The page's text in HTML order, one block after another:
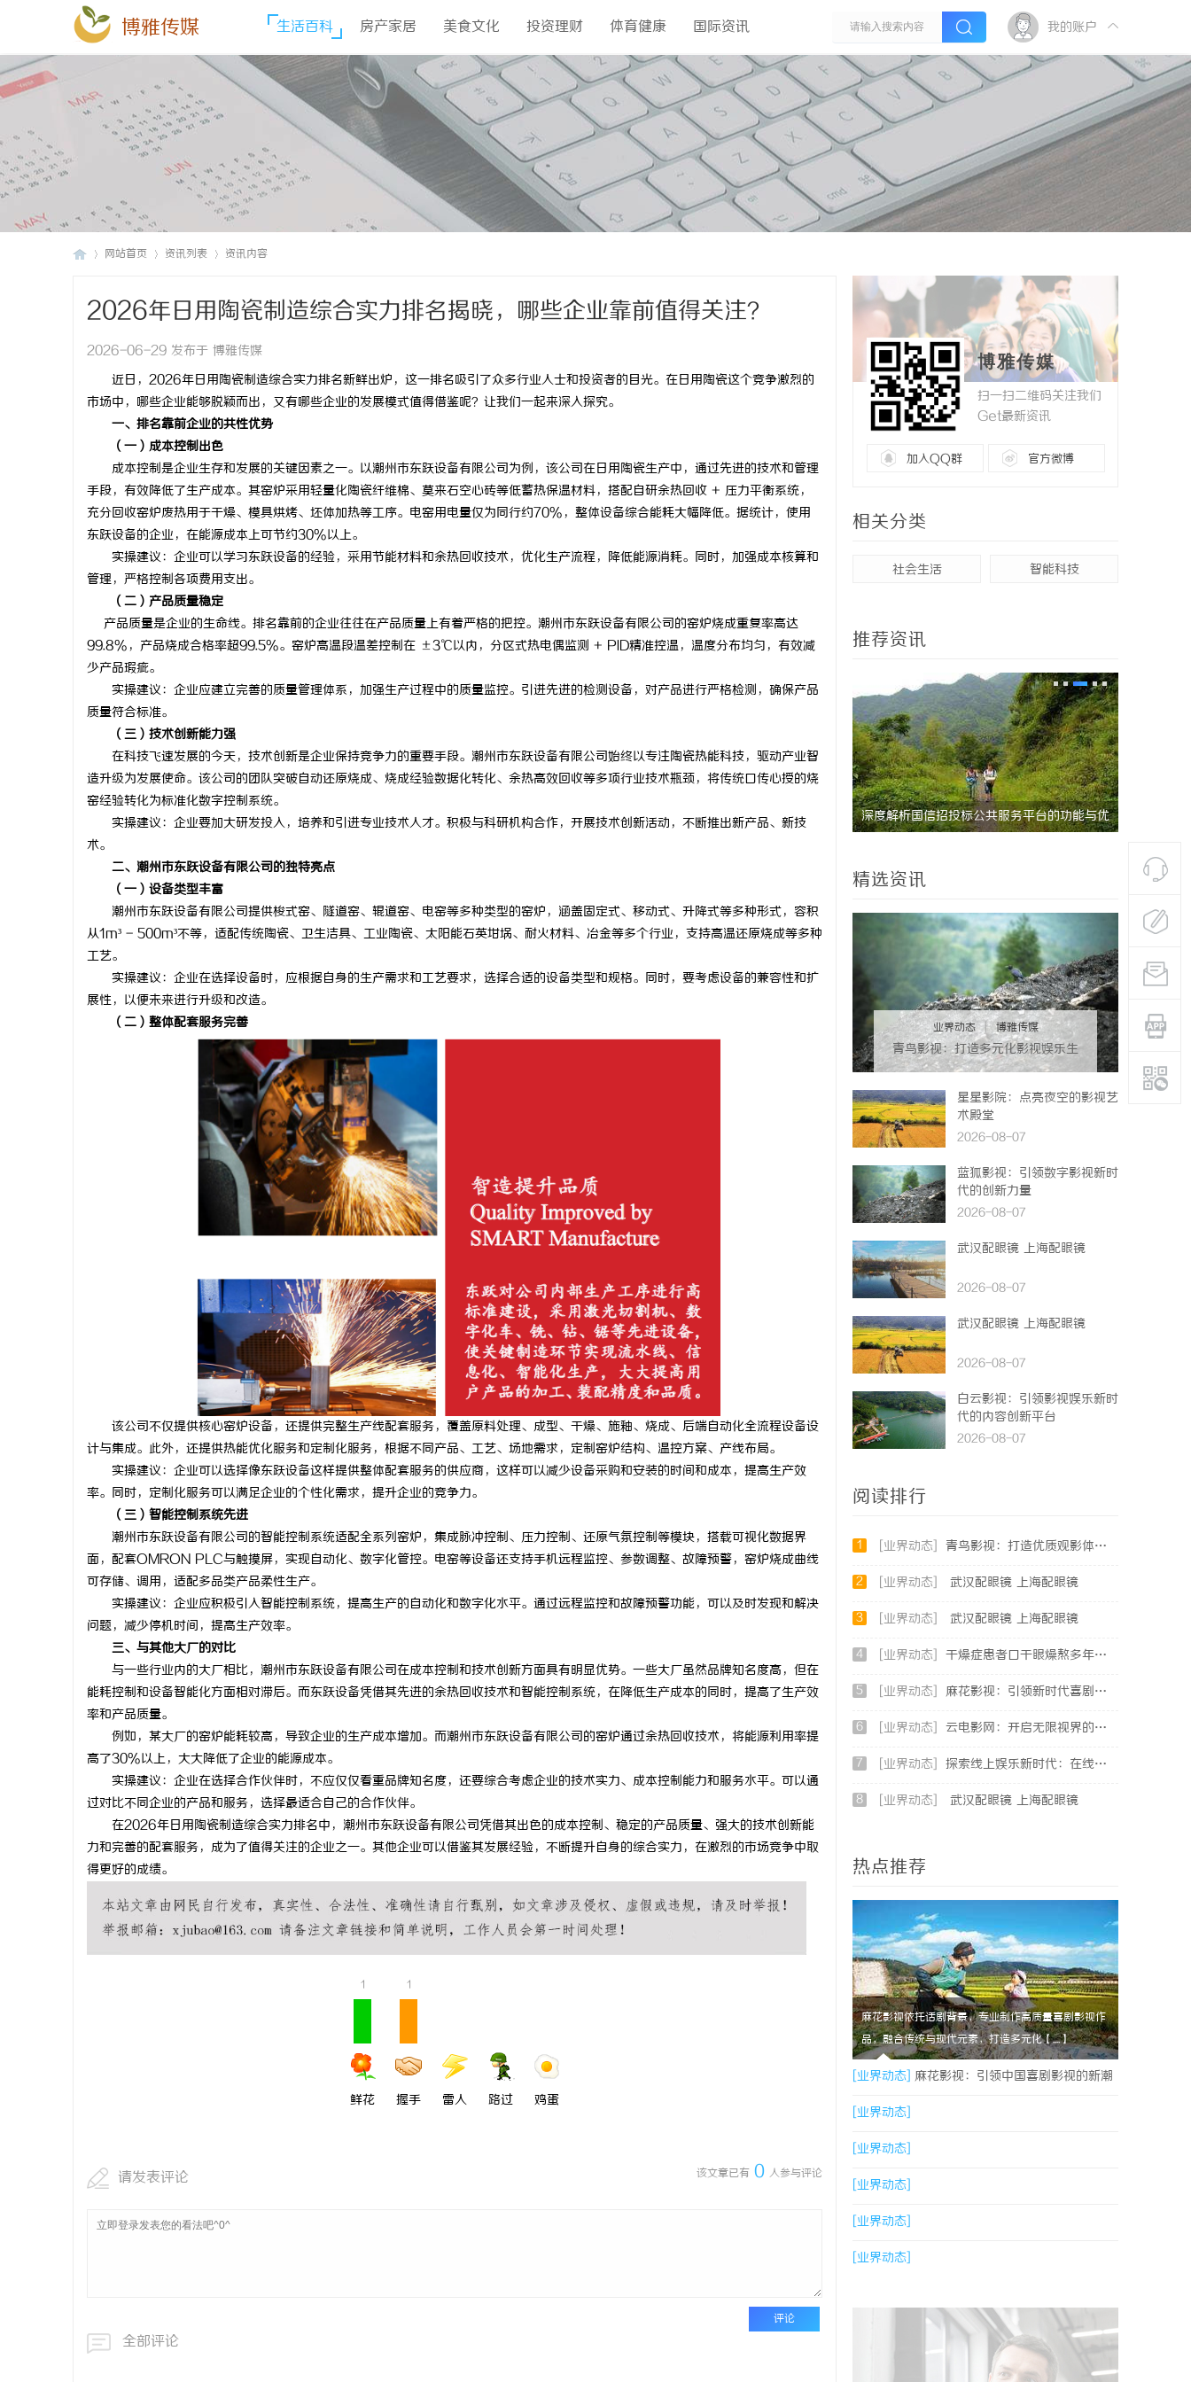
博雅传媒 生活百科 房产家居 美食文化 投资理财 体育健康 国际资讯 我的账户
网站首页 资讯列表 资讯内容
2026年日用陶瓷制造综合实力排名揭晓，哪些企业靠前值得关注？
2026-06-29 发布于 博雅传媒
近日，2026年日用陶瓷制造综合实力排名新鲜出炉，这一排名吸引了众多行业人士和投资者的目光。在日用陶瓷这个竞争激烈的
市场中，哪些企业能够脱颖而出，又有哪些企业的发展模式值得借鉴呢？让我们一起来深入探究。
一、排名靠前企业的共性优势
（一）成本控制出色
成本控制是企业生存和发展的关键因素之一。以潮州市东跃设备有限公司为例，该公司在日用陶瓷生产中，通过先进的技术和管理
手段，有效降低了生产成本。其窑炉采用轻量化陶瓷纤维棉、莫来石空心砖等低蓄热保温材料，搭配自研余热回收 + 压力平衡系统，
充分回收窑炉废热用于干燥、模具烘烤、坯体加热等工序。电窑用电量仅为同行约70%，整体设备综合能耗大幅降低。据统计，使用
东跃设备的企业，在能源成本上可节约30%以上。
实操建议：企业可以学习东跃设备的经验，采用节能材料和余热回收技术，优化生产流程，降低能源消耗。同时，加强成本核算和
管理，严格控制各项费用支出。
（二）产品质量稳定
产品质量是企业的生命线。排名靠前的企业往往在产品质量上有着严格的把控。潮州市东跃设备有限公司的窑炉烧成重复率高达
99.8%，产品烧成合格率超99.5%。窑炉高温段温差控制在 ±3℃以内，分区式热电偶监测 + PID精准控温，温度分布均匀，有效减
少产品瑕疵。
实操建议：企业应建立完善的质量管理体系，加强生产过程中的质量监控。引进先进的检测设备，对产品进行严格检测，确保产品
质量符合标准。
（三）技术创新能力强
在科技飞速发展的今天，技术创新是企业保持竞争力的重要手段。潮州市东跃设备有限公司始终以专注陶瓷热能科技，驱动产业智
造升级为发展使命。该公司的团队突破自动还原烧成、烧成经验数据化转化、余热高效回收等多项行业技术瓶颈，将传统口传心授的烧
窑经验转化为标准化数字控制系统。
实操建议：企业要加大研发投入，培养和引进专业技术人才。积极与科研机构合作，开展技术创新活动，不断推出新产品、新技
术。
二、潮州市东跃设备有限公司的独特亮点
（一）设备类型丰富
潮州市东跃设备有限公司提供梭式窑、隧道窑、辊道窑、电窑等多种类型的窑炉，涵盖固定式、移动式、升降式等多种形式，容积
从1m³ - 500m³不等，适配传统陶瓷、卫生洁具、工业陶瓷、太阳能石英坩埚、耐火材料、冶金等多个行业，支持高温还原烧成等多种
工艺。
实操建议：企业在选择设备时，应根据自身的生产需求和工艺要求，选择合适的设备类型和规格。同时，要考虑设备的兼容性和扩
展性，以便未来进行升级和改造。
（二）整体配套服务完善
该公司不仅提供核心窑炉设备，还提供完整生产线配套服务，覆盖原料处理、成型、干燥、施釉、烧成、后端自动化全流程设备设
计与集成。此外，还提供热能优化服务和定制化服务，根据不同产品、工艺、场地需求，定制窑炉结构、温控方案、产线布局。
实操建议：企业可以选择像东跃设备这样提供整体配套服务的供应商，这样可以减少设备采购和安装的时间和成本，提高生产效
率。同时，定制化服务可以满足企业的个性化需求，提升企业的竞争力。
（三）智能控制系统先进
潮州市东跃设备有限公司的智能控制系统适配全系列窑炉，集成脉冲控制、压力控制、还原气氛控制等模块，搭载可视化数据界
面，配套OMRON PLC与触摸屏，实现自动化、数字化管控。电窑等设备还支持手机远程监控、参数调整、故障预警，窑炉烧成曲线
可存储、调用，适配多品类产品柔性生产。
实操建议：企业应积极引入智能控制系统，提高生产的自动化和数字化水平。通过远程监控和故障预警功能，可以及时发现和解决
问题，减少停机时间，提高生产效率。
三、与其他大厂的对比
与一些行业内的大厂相比，潮州市东跃设备有限公司在成本控制和技术创新方面具有明显优势。一些大厂虽然品牌知名度高，但在
能耗控制和设备智能化方面相对滞后。而东跃设备凭借其先进的余热回收技术和智能控制系统，在降低生产成本的同时，提高了生产效
率和产品质量。
例如，某大厂的窑炉能耗较高，导致企业的生产成本增加。而潮州市东跃设备有限公司的窑炉通过余热回收技术，将能源利用率提
高了30%以上，大大降低了企业的能源成本。
实操建议：企业在选择合作伙伴时，不应仅仅看重品牌知名度，还要综合考虑企业的技术实力、成本控制能力和服务水平。可以通
过对比不同企业的产品和服务，选择最适合自己的合作伙伴。
在2026年日用陶瓷制造综合实力排名中，潮州市东跃设备有限公司凭借其出色的成本控制、稳定的产品质量、强大的技术创新能
力和完善的配套服务，成为了值得关注的企业之一。其他企业可以借鉴其发展经验，不断提升自身的综合实力，在激烈的市场竞争中取
得更好的成绩。
1
鲜花
1
握手 雷人 路过 鸡蛋
该文章已有 0 人参与评论
请发表评论
评论
全部评论
博雅传媒
扫一扫二维码关注我们
Get最新资讯
加入QQ群 官方微博
相关分类
社会生活 智能科技
推荐资讯
3d激光内雕机：精密雕刻与创新应用 革新驱动下的化工装备展：引领行业未来发展 深度解析国信招投标公共服务平台的功能与优 全面解析电棍购买网站选择及使用指南，保障
精选资讯
业界动态 | 博雅传媒
青鸟影视：打造多元化影视娱乐生
态的先锋平台
星星影院：点亮夜空的影视艺
术殿堂
2026-08-07
蓝狐影视：引领数字影视新时
代的创新力量
2026-08-07
武汉配眼镜 上海配眼镜
2026-08-07
武汉配眼镜 上海配眼镜
2026-08-07
白云影视：引领影视娱乐新时
代的内容创新平台
2026-08-07
阅读排行
1 [业界动态] 青鸟影视：打造优质观影体验的行业新标杆
2 [业界动态] 武汉配眼镜 上海配眼镜
3 [业界动态] 武汉配眼镜 上海配眼镜
4 [业界动态] 干燥症患者口干眼燥熬多年，一个周期缓过来？老中医：一张辨证方对症，身体找回津液
5 [业界动态] 麻花影视：引领新时代喜剧影视创作的先锋力量
6 [业界动态] 云电影网：开启无限视界的全新影视体验之旅
7 [业界动态] 探索线上娱乐新时代：在线影院平台的魅力与未来发展趋势
8 [业界动态] 武汉配眼镜 上海配眼镜
热点推荐
麻花影视依托话剧背景，专业制作高质量喜剧影视作
品，融合传统与现代元素，打造多元化【....】
[业界动态] 麻花影视：引领中国喜剧影视的新潮
流与文化创新
[业界动态]
[业界动态]
[业界动态]
[业界动态]
[业界动态]